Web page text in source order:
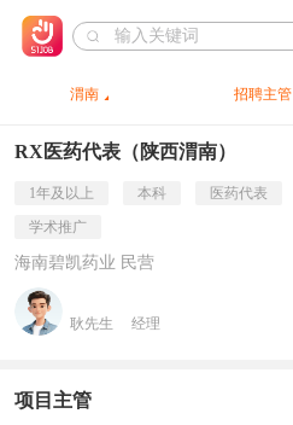
渭南 招聘主管
RX医药代表（陕西渭南）
1年及以上 本科 医药代表
学术推广
海南碧凯药业 民营
耿先生 经理
项目主管